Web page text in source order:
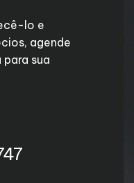
lo e
agende
sua